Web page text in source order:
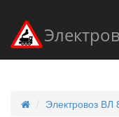
Электровоз ВЛ